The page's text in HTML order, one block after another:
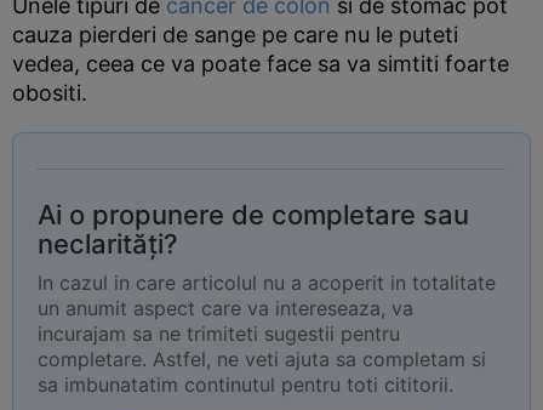
Unele tipuri de cancer de colon si de stomac pot
cauza pierderi de sange pe care nu le puteti
vedea, ceea ce va poate face sa va simtiti foarte
obositi.
Ai o propunere de completare sau
neclarități?
In cazul in care articolul nu a acoperit in totalitate
un anumit aspect care va intereseaza, va
incurajam sa ne trimiteti sugestii pentru
completare. Astfel, ne veti ajuta sa completam si
sa imbunatatim continutul pentru toti cititorii.